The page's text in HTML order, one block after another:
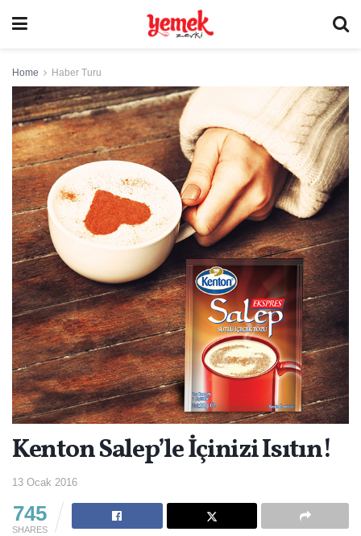
Home Haber Turu
Kenton Salep’le İçinizi Isıtın!
13 Ocak 2016
745
SHARES